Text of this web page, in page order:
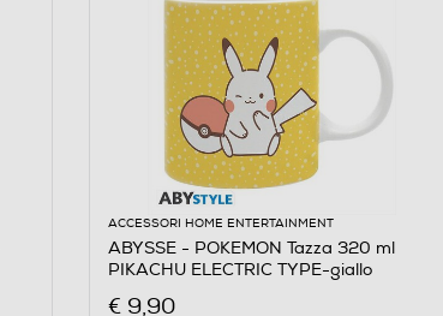
ACCESSORI HOME ENTERTAINMENT
ABYSSE - POKEMON Tazza 320 ml
PIKACHU ELECTRIC TYPE-giallo
€ 9,90